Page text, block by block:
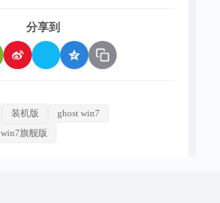
分享到
装机版
ghost win7
win7旗舰版